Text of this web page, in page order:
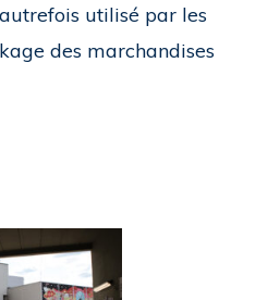
utilisé par les
des marchandises